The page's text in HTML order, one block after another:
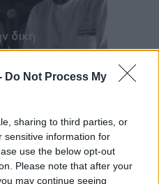
Do Not Process My
sharing to third parties, or
sensitive information for
use the below opt-out
Please note that after your
may continue seeing